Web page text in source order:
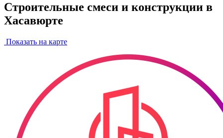
Строительные смеси и конструкции в
Хасавюрте
Показать на карте